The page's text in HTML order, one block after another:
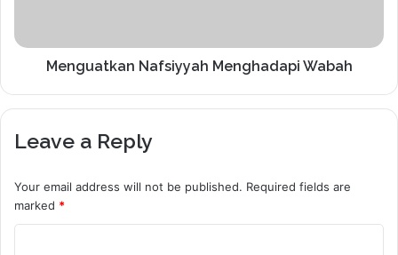
Menguatkan Nafsiyyah Menghadapi Wabah
Leave a Reply
Your email address will not be published. Required fields are
marked *